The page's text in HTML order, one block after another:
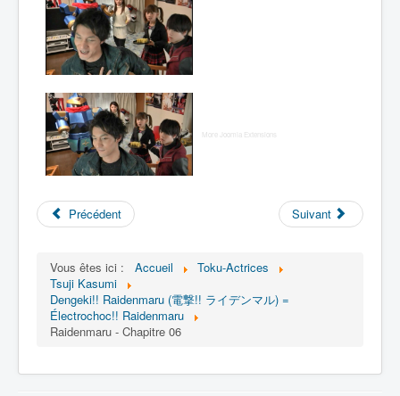
More Joomla Extensions
Précédent Suivant
Vous êtes ici : Accueil
Toku-Actrices
Tsuji Kasumi
Dengeki!! Raidenmaru (電撃!! ライデンマル) =
Électrochoc!! Raidenmaru
Raidenmaru - Chapitre 06